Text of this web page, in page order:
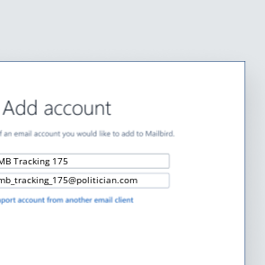
Tracking 175